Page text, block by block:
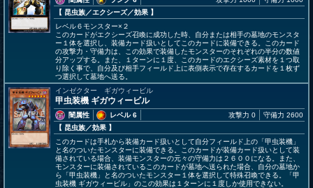
【 昆虫族／エクシーズ／効果 】
レベル６モンスター×２
このカードがエクシーズ召喚に成功した時、自分または相手の墓地のモンスタ
ー１体を選択し、装備カード扱いとしてこのカードに装備できる。このカード
の攻撃力・守備力は、この効果で装備したモンスターのそれぞれの半分の数値
分アップする。また、１ターンに１度、このカードのエクシーズ素材を１つ取
り除く事で、自分及び相手フィールド上に表側表示で存在するカードを１枚ず
つ選択して墓地へ送る。
インゼクター ギガウィービル
甲虫装機 ギガウィービル
闇属性
レベル 6
【 昆虫族／効果 】
攻撃力 0 守備力 2600
このカードは手札から装備カード扱いとして自分フィールド上の「甲虫装機」
と名のついたモンスターに装備できる。このカードが装備カード扱いとして装
備されている場合、装備モンスターの元々の守備力は２６００になる。また、
モンスターに装備されているこのカードが墓地へ送られた場合、自分の墓地か
ら「甲虫装機」と名のついたモンスター１体を選択して特殊召喚できる。「甲
虫装機 ギガウィービル」のこの効果は１ターンに１度しか使用できない。